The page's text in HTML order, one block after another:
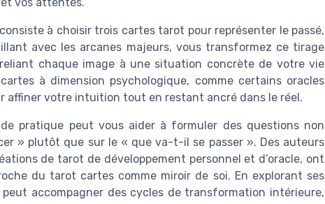
vos attentes.
à choisir trois cartes tarot pour représenter le passé,
avec les arcanes majeurs, vous transformez ce tirage
chaque image à une situation concrète de votre vie
à dimension psychologique, comme certains oracles
affiner votre intuition tout en restant ancré dans le réel.
pratique peut vous aider à formuler des questions non
» plutôt que sur le « que va-t-il se passer ». Des auteurs
de tarot de développement personnel et d’oracle, ont
du tarot cartes comme miroir de soi. En explorant ses
accompagner des cycles de transformation intérieure,